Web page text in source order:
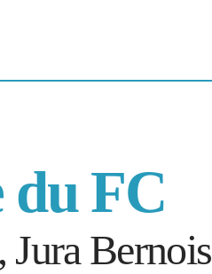
du FC
Jura Bernois